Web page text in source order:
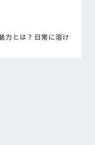
力とは？日常に溶け